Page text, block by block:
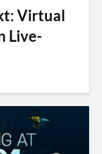
Virtual
Live-